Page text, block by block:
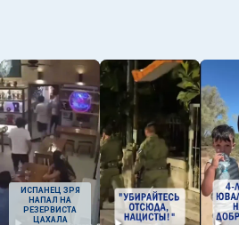
ИСПАНЕЦ ЗРЯ
НАПАЛ НА
РЕЗЕРВИСТА
ЦАХАЛА